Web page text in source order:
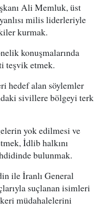
Ali Memluk, üst
milis liderleriyle
kurmak.
konuşmalarında
teşvik etmek.
hedef alan söylemler
sivillere bölgeyi terk
yok edilmesi ve
İdlib halkını
bulunmak.
ile İranlı General
suçlanan isimleri
müdahalelerini